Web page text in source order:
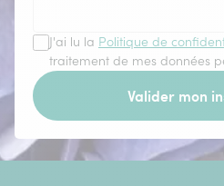
J'ai lu la Politique de
traitement de mes données
Valider mon